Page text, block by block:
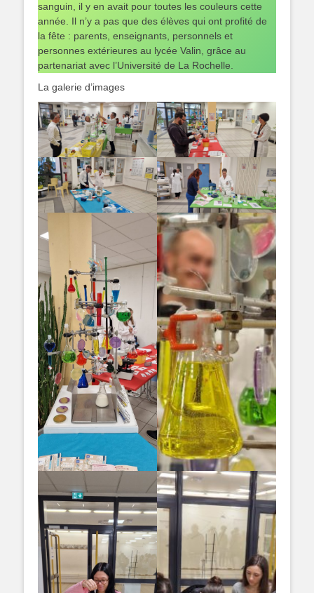
sanguin, il y en avait pour toutes les couleurs cette
année. Il n’y a pas que des élèves qui ont profité de
la fête : parents, enseignants, personnels et
personnes extérieures au lycée Valin, grâce au
partenariat avec l’Université de La Rochelle.
La galerie d’images